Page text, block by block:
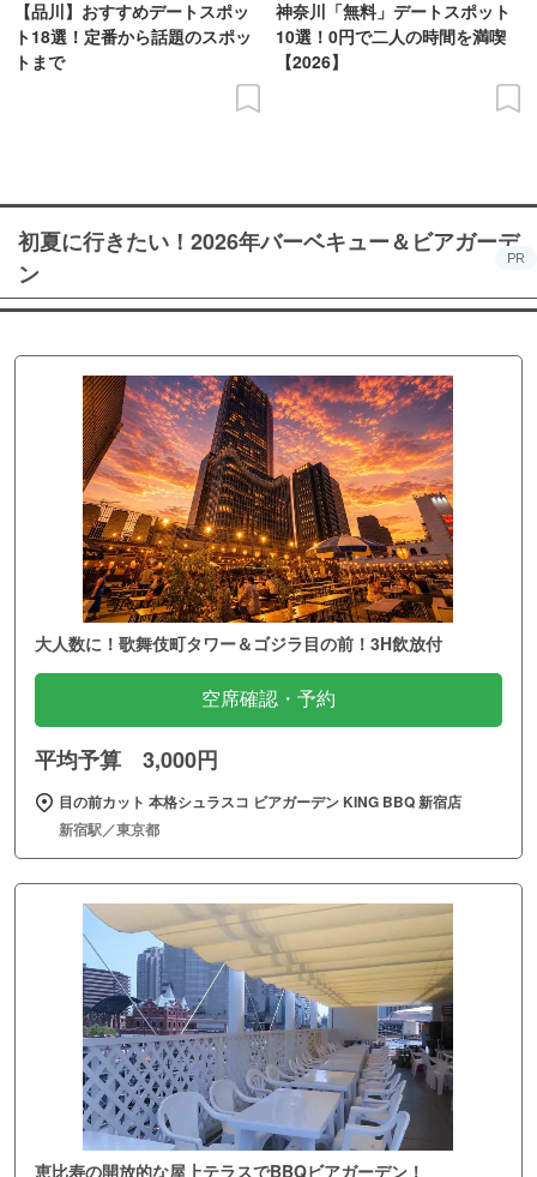
【品川】おすすめデートスポッ
ト18選！定番から話題のスポッ
トまで
神奈川「無料」デートスポット
10選！0円で二人の時間を満喫
【2026】
初夏に行きたい！2026年バーベキュー＆ビアガーデ
ン
PR
大人数に！歌舞伎町タワー＆ゴジラ目の前！3H飲放付
空席確認・予約
平均予算 3,000円
目の前カット 本格シュラスコ ビアガーデン KING BBQ 新宿店
新宿駅／東京都
恵比寿の開放的な屋上テラスでBBQビアガーデン！